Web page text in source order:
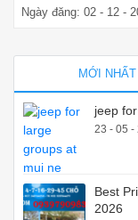
Ngày đăng: 02 - 12 -
MỚI NHẤT
jeep
23 - 05 -
Best
2026